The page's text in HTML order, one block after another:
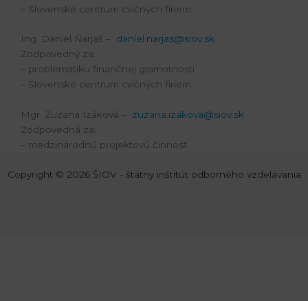
– Slovenské centrum cvičných firiem
Ing. Daniel Ňarjaš – daniel.narjas@siov.sk
Zodpovedný za:
– problematiku finančnej gramotnosti
– Slovenské centrum cvičných firiem
Mgr. Zuzana Izáková – zuzana.izakova@siov.sk
Zodpovedná za:
– medzinárodnú projektovú činnosť
Copyright © 2026 ŠIOV - štátny inštitút odborného vzdelávania